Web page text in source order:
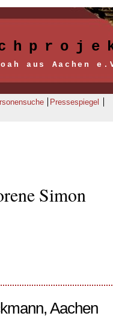
aus Aachen
Pressespiegel
Simon
Aachen